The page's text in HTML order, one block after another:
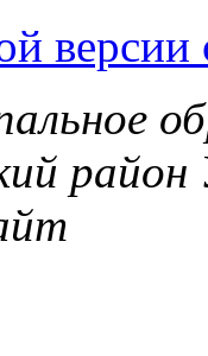
версии
район